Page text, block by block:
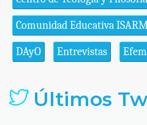
Comunidad Educativa
DAyO Entrevistas
Últimos